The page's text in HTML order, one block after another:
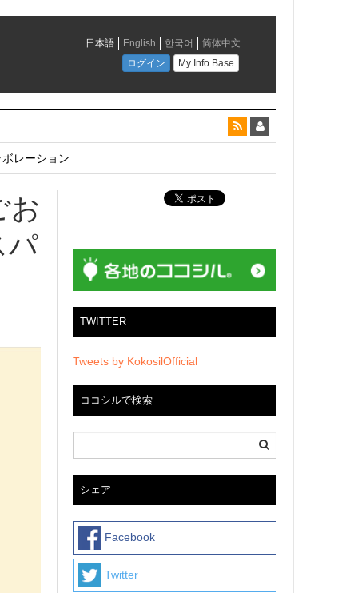
レーション
お
パ
TWITTER
Tweets by KokosilOfficial
ココシルで検索
シェア
Facebook
Twitter